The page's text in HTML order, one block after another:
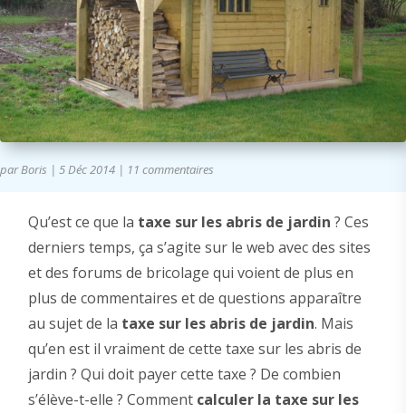
parBoris | 5 Déc 2014 | 11 commentaires
Qu’est ce que la taxe sur les abris de jardin ? Ces
derniers temps, ça s’agite sur le web avec des sites
et des forums de bricolage qui voient de plus en
plus de commentaires et de questions apparaître
au sujet de la taxe sur les abris de jardin. Mais
qu’en est il vraiment de cette taxe sur les abris de
jardin ? Qui doit payer cette taxe ? De combien
s’élève-t-elle ? Comment calculer la taxe sur les